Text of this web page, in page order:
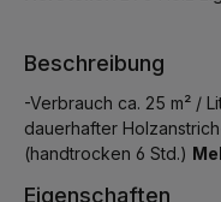
Beschreibung
-Verbrauch ca. 25 m² /
dauerhafter
(handtrocken 6 Std.)
Eigenschaften